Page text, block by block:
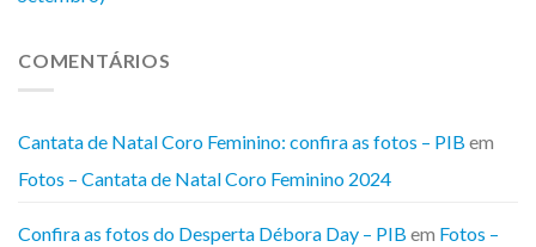
COMENTÁRIOS
Cantata de Natal Coro Feminino: confira as fotos – PIB em
Fotos – Cantata de Natal Coro Feminino 2024
Confira as fotos do Desperta Débora Day – PIB em Fotos –